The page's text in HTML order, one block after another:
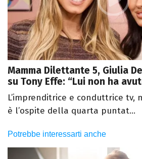
Mamma Dilettante 5, Giulia
su Tony Effe: “Lui non ha
L’imprenditrice e conduttrice tv,
è l’ospite della quarta puntat...